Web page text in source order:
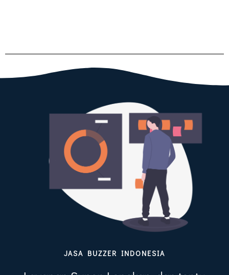
JASA BUZZER INDONESIA